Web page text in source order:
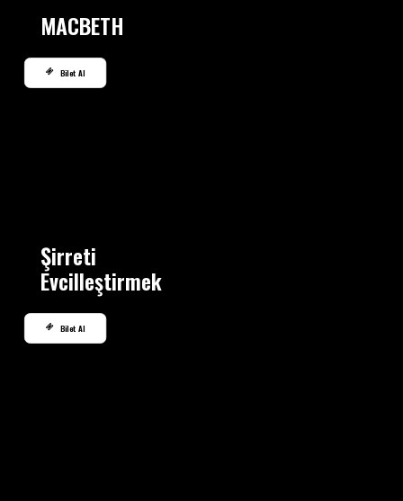
MACBETH
Bilet Al
Şirreti
Evcilleştirmek
Bilet Al